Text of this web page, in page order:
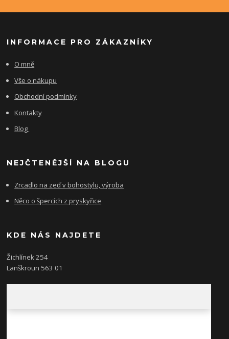
INFORMACE PRO ZÁKAZNÍKY
O mně
Vše o nákupu
Obchodní podmínky
Kontakty
Blog
NEJČTENĚJŠÍ NA BLOGU
Zrcadlo na zeď v bohostylu, výroba
Něco o špercích z pryskyřice
KDE NÁS NAJDETE
Žichlínek 254
Lanškroun 563 01